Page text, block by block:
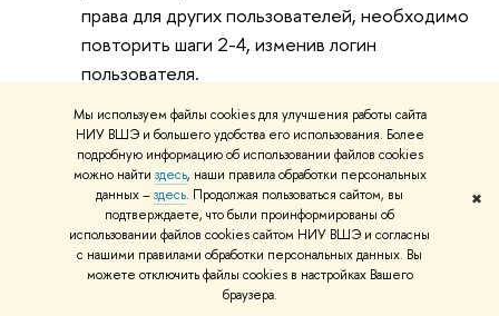
Мы используем файлы cookies для улучшения работы сайта
НИУ ВШЭ и большего удобства его использования. Более
подробную информацию об использовании файлов cookies
можно найти здесь, наши правила обработки персональных
данных –здесь. Продолжая пользоваться сайтом, вы
подтверждаете, что были проинформированы об
использовании файлов cookies сайтом НИУ ВШЭ и согласны
с нашими правилами обработки персональных данных. Вы
можете отключить файлы cookies в настройках Вашего
браузера.
✖
права для других пользователей, необходимо
повторить шаги 2-4, изменив логин
пользователя.
Для удобства, каждый пользователь может
разместить у себя в домашнем каталоге ссылку
на общую папку с помощью команды:ln -
/home/user/proj_xxxx_shared
proj_xxxx_shared
Также можно воспользоваться bash-скриптом для
выполнения этих действий. Общая папка будет